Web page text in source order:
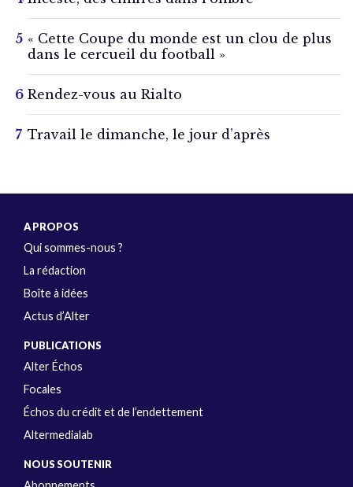
« Cette Coupe du monde est un clou de plus
dans le cercueil du football »
Rendez-vous au Rialto
Travail le dimanche, le jour d’après
A PROPOS
Qui sommes-nous ?
La rédaction
Boîte à idées
Actus d’Alter
PUBLICATIONS
Alter Échos
Focales
Échos du crédit et de l’endettement
Altermedialab
NOUS SOUTENIR